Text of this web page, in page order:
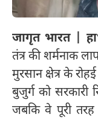
जागृत भारत |
तंत्र की शर्मनाक
मुरसान क्षेत्र के
बुजुर्ग को सरकारी
जबकि वे पूरी